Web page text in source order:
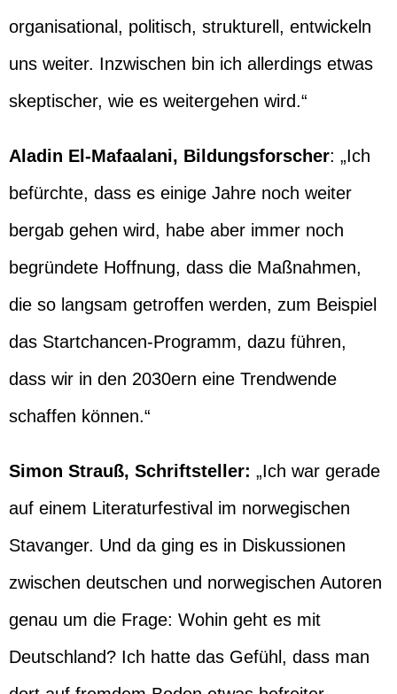
organisational, politisch, strukturell, entwickeln
uns weiter. Inzwischen bin ich allerdings etwas
skeptischer, wie es weitergehen wird.“
Aladin El-Mafaalani, Bildungsforscher: „Ich
befürchte, dass es einige Jahre noch weiter
bergab gehen wird, habe aber immer noch
begründete Hoffnung, dass die Maßnahmen,
die so langsam getroffen werden, zum Beispiel
das Startchancen-Programm, dazu führen,
dass wir in den 2030ern eine Trendwende
schaffen können.“
Simon Strauß, Schriftsteller: „Ich war gerade
auf einem Literaturfestival im norwegischen
Stavanger. Und da ging es in Diskussionen
zwischen deutschen und norwegischen Autoren
genau um die Frage: Wohin geht es mit
Deutschland? Ich hatte das Gefühl, dass man